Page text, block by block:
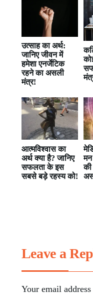
उत्साह का अर्थ:
जानिए जीवन में
हमेशा एनर्जेटिक
रहने का असली
मंत्र!
आत्मविश्वास का
अर्थ क्या है? जानिए
सफलता के इस
सबसे बड़े रहस्य को!
Leave a
Your email